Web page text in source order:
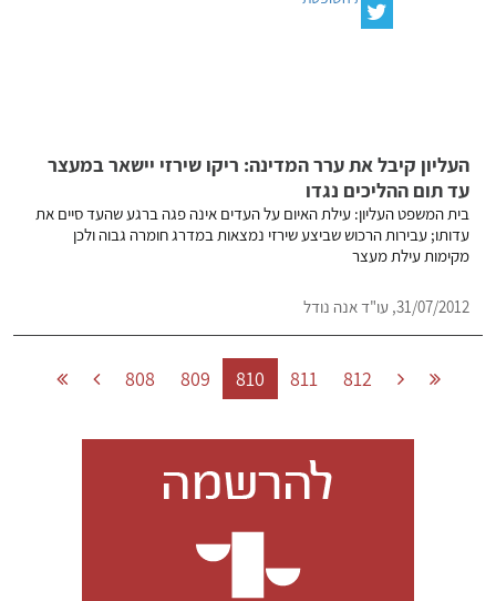
העליון קיבל את ערר המדינה: ריקו שירזי יישאר במעצר
עד תום ההליכים נגדו
בית המשפט העליון: עילת האיום על העדים אינה פגה ברגע שהעד סיים את
עדותו; עבירות הרכוש שביצע שירזי נמצאות במדרג חומרה גבוה ולכן
מקימות עילת מעצר
31/07/2012, עו"ד אנה נודל
808 809 810 811 812